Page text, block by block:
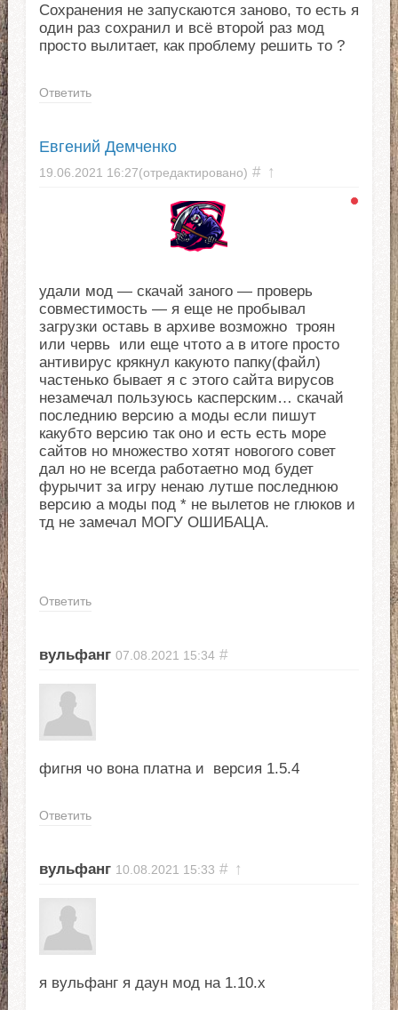
Сохранения не запускаются заново, то есть я
один раз сохранил и всё второй раз мод
просто вылитает, как проблему решить то ?
Ответить
Евгений Демченко
19.06.2021 16:27(отредактировано) # ↑
удали мод — скачай заного — проверь
совместимость — я еще не пробывал
загрузки оставь в архиве возможно троян
или червь или еще чтото а в итоге просто
антивирус крякнул какуюто папку(файл)
частенько бывает я с этого сайта вирусов
незамечал пользуюсь касперским… скачай
последнию версию а моды если пишут
какубто версию так оно и есть есть море
сайтов но множество хотят новогого совет
дал но не всегда работаетно мод будет
фурычит за игру ненаю лутше последнюю
версию а моды под * не вылетов не глюков и
тд не замечал МОГУ ОШИБАЦА.
Ответить
вульфанг 07.08.2021 15:34 #
фигня чо вона платна и версия 1.5.4
Ответить
вульфанг 10.08.2021 15:33 # ↑
я вульфанг я даун мод на 1.10.х